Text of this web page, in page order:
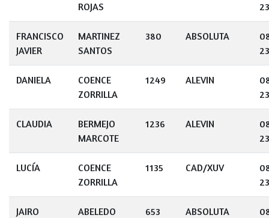
ROJAS
FRANCISCO
JAVIER
MARTINEZ
SANTOS
380 ABSOLUTA
DANIELA
COENCE
ZORRILLA
1249 ALEVIN
CLAUDIA
BERMEJO
MARCOTE
1236 ALEVIN
LUCÍA
COENCE
ZORRILLA
1135 CAD/XUV
JAIRO
ABELEDO
653 ABSOLUTA